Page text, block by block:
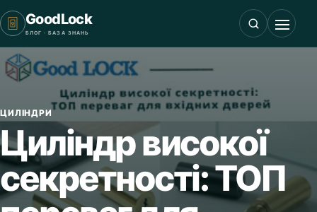
GoodLock
БЛОГ · БАЗА ЗНАНЬ
ЦИЛІНДРИ
Циліндр високої
секретності: ТОП